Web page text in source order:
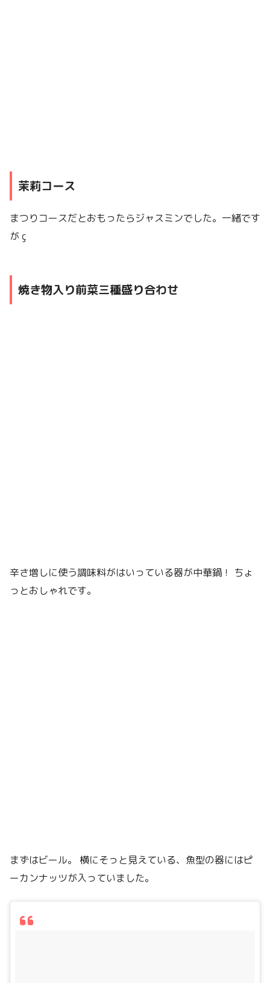
茉莉コース
まつりコースだとおもったらジャスミンでした。一緒です
が ç
焼き物入り前菜三種盛り合わせ
辛さ増しに使う調味料がはいっている器が中華鍋！ ちょ
っとおしゃれです。
まずはビール。 横にそっと見えている、魚型の器にはピ
ーカンナッツが入っていました。